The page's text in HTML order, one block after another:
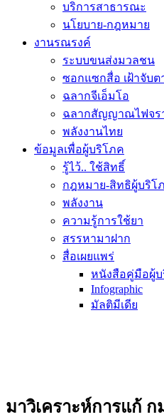
บริการสาธารณะ
นโยบาย-กฎหมาย
งานรณรงค์
ระบบขนส่งมวลชน
ซอกแซกสื่อ เฝ้าจับ
ฉลากจีเอ็มโอ
ฉลากสัญญาณไฟจร
พลังงานไทย
ข้อมูลเพื่อผู้บริโภค
รู้ไว้.. ใช้สิทธิ์
กฎหมาย-สิทธิผู้บริโ
พลังงาน
ความรู้การใช้ยา
สรรหามาฝาก
สื่อเผยแพร่
หนังสือคู่มือผู้
Infographic
มัลติมีเดีย
มาวิเคราะห์การแก้